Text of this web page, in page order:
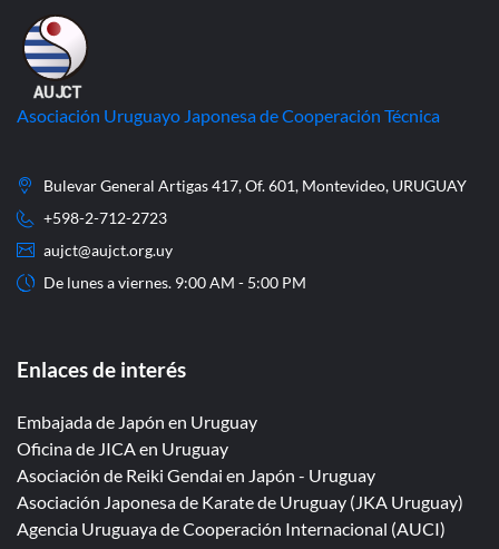
Asociación Uruguayo Japonesa de Cooperación Técnica
Bulevar General Artigas 417, Of. 601, Montevideo, URUGUAY
+598-2-712-2723
aujct@aujct.org.uy
De lunes a viernes. 9:00 AM - 5:00 PM
Enlaces de interés
Embajada de Japón en Uruguay
Oficina de JICA en Uruguay
Asociación de Reiki Gendai en Japón - Uruguay
Asociación Japonesa de Karate de Uruguay (JKA Uruguay)
Agencia Uruguaya de Cooperación Internacional (AUCI)